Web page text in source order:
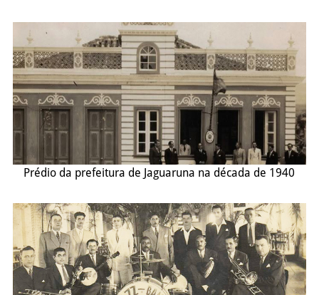
Prédio da prefeitura de Jaguaruna na década de 1940